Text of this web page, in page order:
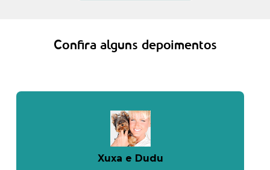
Confira alguns depoimentos
Xuxa e Dudu